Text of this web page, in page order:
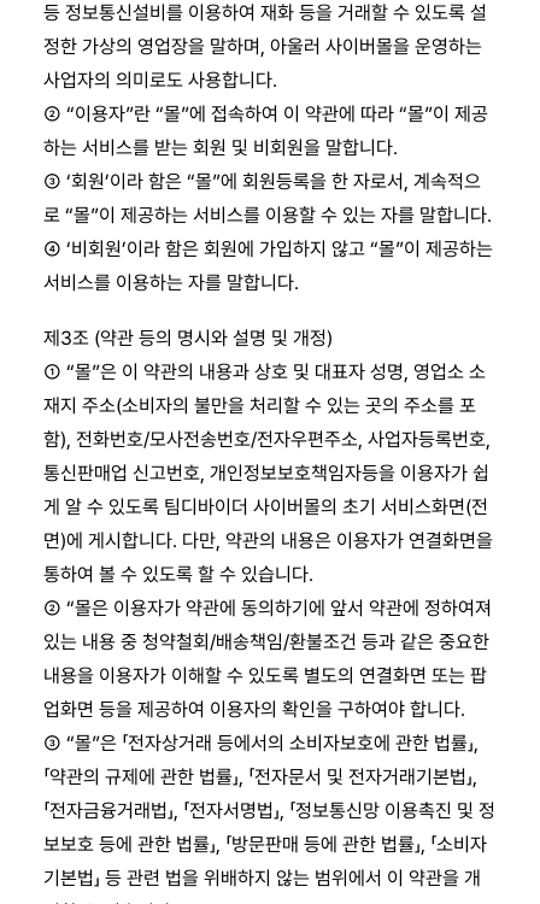
등 정보통신설비를 이용하여 재화 등을 거래할 수 있도록 설
정한 가상의 영업장을 말하며, 아울러 사이버몰을 운영하는
사업자의 의미로도 사용합니다.
② “이용자”란 “몰”에 접속하여 이 약관에 따라 “몰”이 제공
하는 서비스를 받는 회원 및 비회원을 말합니다.
③ ‘회원’이라 함은 “몰”에 회원등록을 한 자로서, 계속적으
로 “몰”이 제공하는 서비스를 이용할 수 있는 자를 말합니다.
④ ‘비회원’이라 함은 회원에 가입하지 않고 “몰”이 제공하는
서비스를 이용하는 자를 말합니다.
제3조 (약관 등의 명시와 설명 및 개정)
① “몰”은 이 약관의 내용과 상호 및 대표자 성명, 영업소 소
재지 주소(소비자의 불만을 처리할 수 있는 곳의 주소를 포
함), 전화번호/모사전송번호/전자우편주소, 사업자등록번호,
통신판매업 신고번호, 개인정보보호책임자등을 이용자가 쉽
게 알 수 있도록 팀디바이더 사이버몰의 초기 서비스화면(전
면)에 게시합니다. 다만, 약관의 내용은 이용자가 연결화면을
통하여 볼 수 있도록 할 수 있습니다.
② “몰은 이용자가 약관에 동의하기에 앞서 약관에 정하여져
있는 내용 중 청약철회/배송책임/환불조건 등과 같은 중요한
내용을 이용자가 이해할 수 있도록 별도의 연결화면 또는 팝
업화면 등을 제공하여 이용자의 확인을 구하여야 합니다.
③ “몰”은 「전자상거래 등에서의 소비자보호에 관한 법률」,
「약관의 규제에 관한 법률」, 「전자문서 및 전자거래기본법」,
「전자금융거래법」, 「전자서명법」, 「정보통신망 이용촉진 및 정
보보호 등에 관한 법률」, 「방문판매 등에 관한 법률」, 「소비자
기본법」 등 관련 법을 위배하지 않는 범위에서 이 약관을 개